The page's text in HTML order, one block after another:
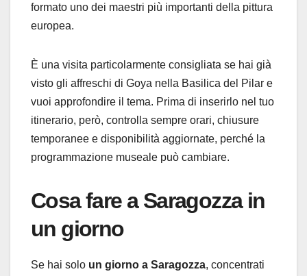
formato uno dei maestri più importanti della pittura
europea.
È una visita particolarmente consigliata se hai già
visto gli affreschi di Goya nella Basilica del Pilar e
vuoi approfondire il tema. Prima di inserirlo nel tuo
itinerario, però, controlla sempre orari, chiusure
temporanee e disponibilità aggiornate, perché la
programmazione museale può cambiare.
Cosa fare a Saragozza in
un giorno
Se hai solo un giorno a Saragozza, concentrati